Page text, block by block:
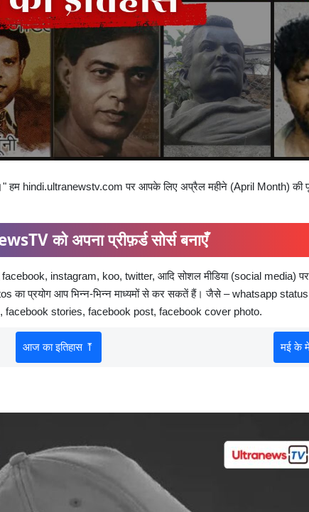
है।" हम hindi.ultranewstv.com पर आपके लिए अप्रैल महीने (April Month) की
को अपना प्रीफ़र्ड सोर्स बनाएँ
instagram, koo, twitter, आदि सोशल मीडिया (social media)
का प्रयोग आप भिन्न-भिन्न माध्यमों से कर सकतें हैं। जैसे – whatsapp
stories, facebook post, facebook cover photo.
आज का इतिहास ⤒ मई के